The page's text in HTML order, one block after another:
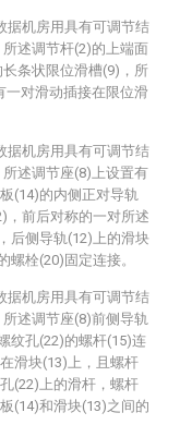
据机房用具有可调节结
述调节杆(2)的上端面
条状限位滑槽(9)，所
一对滑动插接在限位滑
据机房用具有可调节结
述调节座(8)上设置有
(14)的内侧正对导轨
，前后对称的一对所述
后侧导轨(12)上的滑块
螺栓(20)固定连接。
据机房用具有可调节结
述调节座(8)前侧导轨
纹孔(22)的螺杆(15)连
滑块(13)上，且螺杆
(22)上的滑杆，螺杆
(14)和滑块(13)之间的